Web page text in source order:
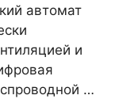
автомат
и
…